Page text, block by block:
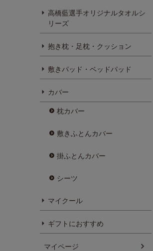
高橋藍選手オリジナルタオルシ
リーズ
抱き枕・足枕・クッション
敷きパッド・ベッドパッド
カバー
枕カバー
敷きふとんカバー
掛ふとんカバー
シーツ
マイクール
ギフトにおすすめ
マイページ